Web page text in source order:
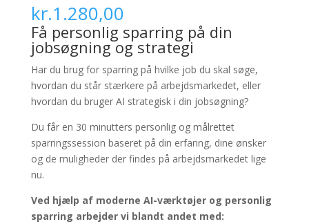
kr.1.280,00
Få personlig sparring på din
jobsøgning og strategi
Har du brug for sparring på hvilke job du skal søge,
hvordan du står stærkere på arbejdsmarkedet, eller
hvordan du bruger AI strategisk i din jobsøgning?
Du får en 30 minutters personlig og målrettet
sparringssession baseret på din erfaring, dine ønsker
og de muligheder der findes på arbejdsmarkedet lige
nu.
Ved hjælp af moderne AI-værktøjer og personlig
sparring arbejder vi blandt andet med: